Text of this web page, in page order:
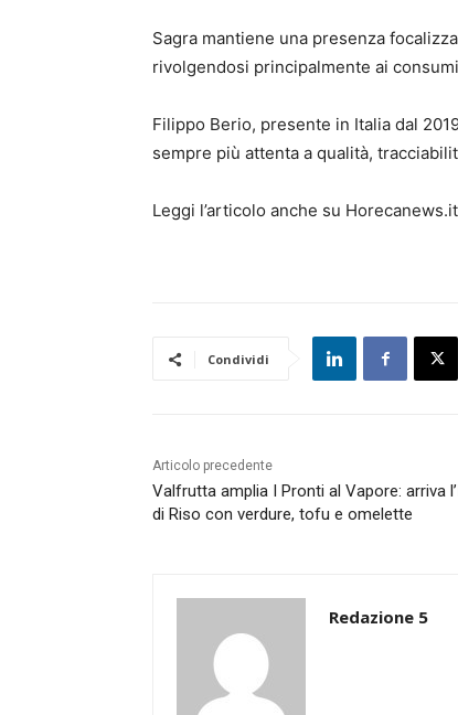
Sagra mantiene una presenza
rivolgendosi principalmente ai
Filippo Berio, presente in Italia dal
sempre più attenta a qualità,
Leggi l’articolo anche su Horecanews.it
Condividi
Articolo precedente
Valfrutta amplia I Pronti al Vapore: arriva
di Riso con verdure, tofu e omelette
Redazione 5